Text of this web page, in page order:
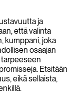
ja
että valinta
kumppani, joka
osaajan
tarpeeseen
Etsitään
eikä sellaista,